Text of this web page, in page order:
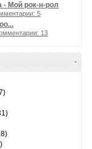
- Мой рок-н-рол
5
13
-